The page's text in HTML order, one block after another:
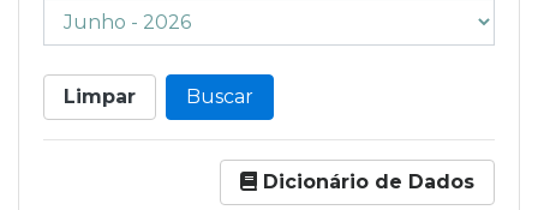
Limpar Buscar
Dicionário de Dados